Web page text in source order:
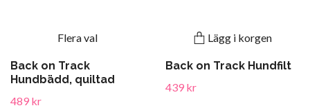
Flera val
Back on Track
Hundbädd, quiltad
489 kr
Lägg i korgen
Back on Track Hundfilt
439 kr